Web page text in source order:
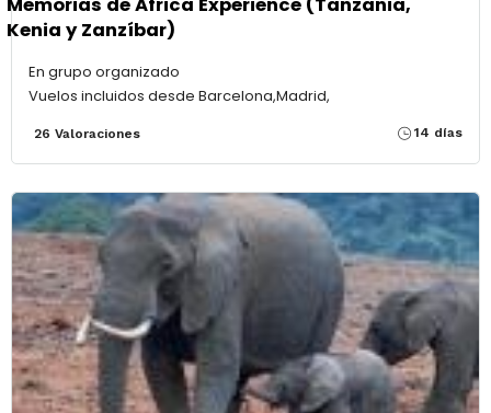
Kenia y Zanzíbar)
En grupo organizado
Vuelos incluidos desde Barcelona,Madrid,
26 Valoraciones 14 días